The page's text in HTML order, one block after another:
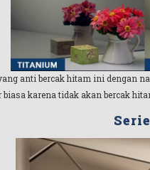
anti bercak hitam ini dengan
karena tidak akan bercak